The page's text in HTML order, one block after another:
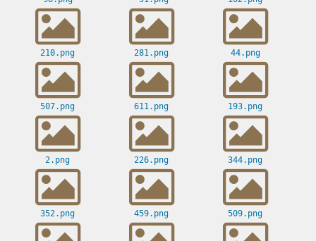
210.png 281.png 44.png
507.png 611.png 193.png
2.png 226.png 344.png
352.png 459.png 509.png